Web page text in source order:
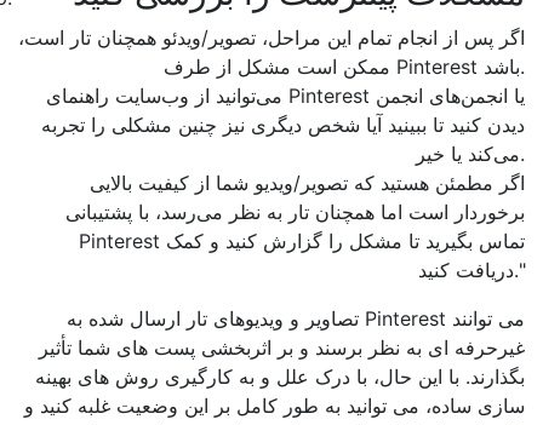
اگر پس از انجام تمام این مراحل، تصویر/ویدئو همچنان تار است،
ممکن است مشکل از طرف Pinterest باشد.
می‌توانید از وب‌سایت راهنمای Pinterest یا انجمن‌های انجمن
دیدن کنید تا ببینید آیا شخص دیگری نیز چنین مشکلی را تجربه
می‌کند یا خیر.
اگر مطمئن هستید که تصویر/ویدیو شما از کیفیت بالایی
برخوردار است اما همچنان تار به نظر می‌رسد، با پشتیبانی
Pinterest تماس بگیرید تا مشکل را گزارش کنید و کمک
دریافت کنید."
تصاویر و ویدیوهای تار ارسال شده به Pinterest می توانند
غیرحرفه ای به نظر برسند و بر اثربخشی پست های شما تأثیر
بگذارند. با این حال، با درک علل و به کارگیری روش های بهینه
سازی ساده، می توانید به طور کامل بر این وضعیت غلبه کنید و